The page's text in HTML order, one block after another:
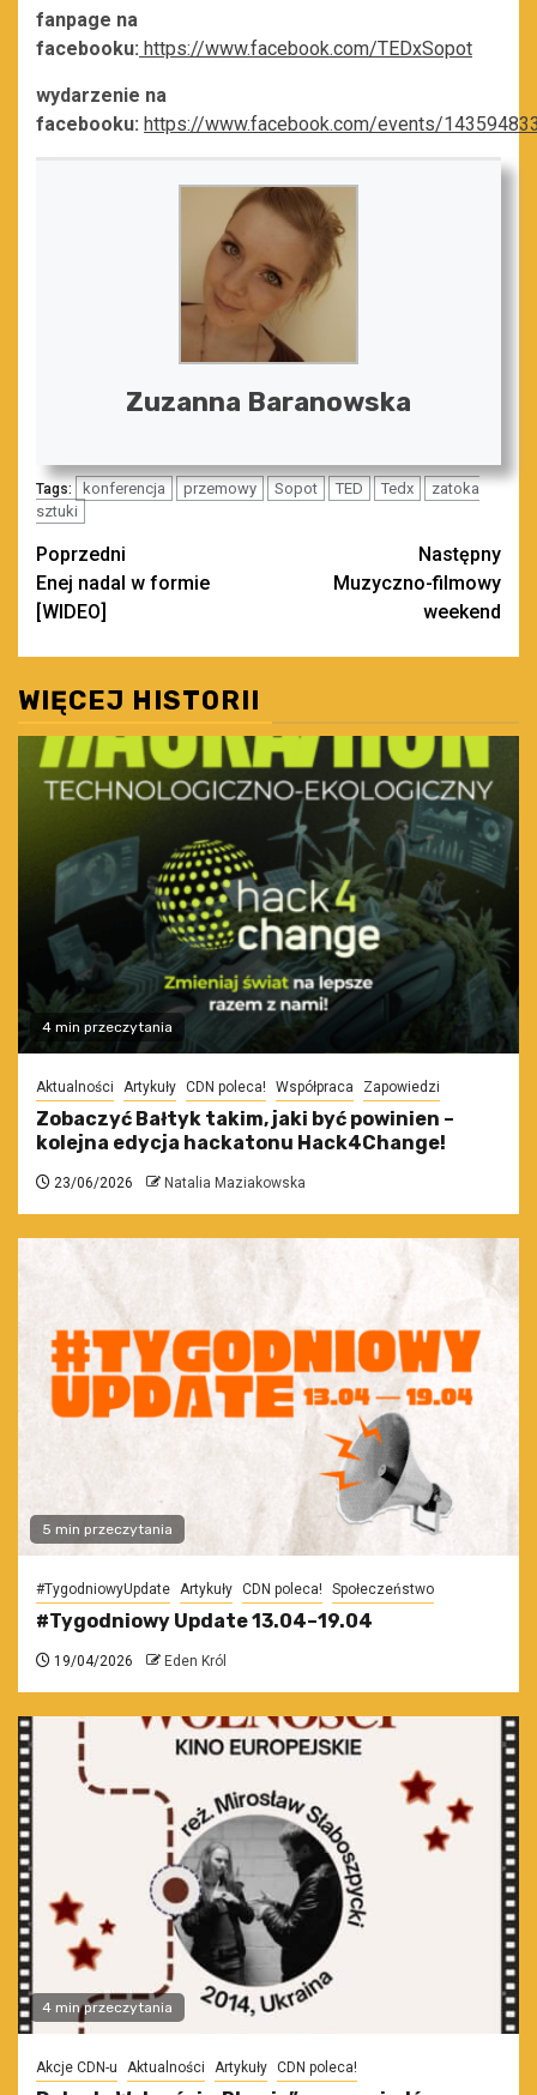
fanpage na
facebooku: https://www.facebook.com/TEDxSopot
wydarzenie na
facebooku: https://www.facebook.com/events/
Zuzanna Baranowska
Tags: konferencja przemowy Sopot TED Tedx
zatoka
sztuki
Zobacz
wpisy
Poprzedni
Enej nadal w formie
[WIDEO]
Następny
Muzyczno-filmowy
weekend
WIĘCEJ HISTORII
4 min przeczytania
Aktualności Artykuły CDN poleca! Współpraca Zapowiedzi
Zobaczyć Bałtyk takim, jaki być powinien –
kolejna edycja hackatonu Hack4Change!
23/06/2026 Natalia Maziakowska
5 min przeczytania
#TygodniowyUpdate Artykuły CDN poleca! Społeczeństwo
#Tygodniowy Update 13.04–19.04
19/04/2026 Eden Król
4 min przeczytania
Akcje CDN-u Aktualności Artykuły CDN poleca!